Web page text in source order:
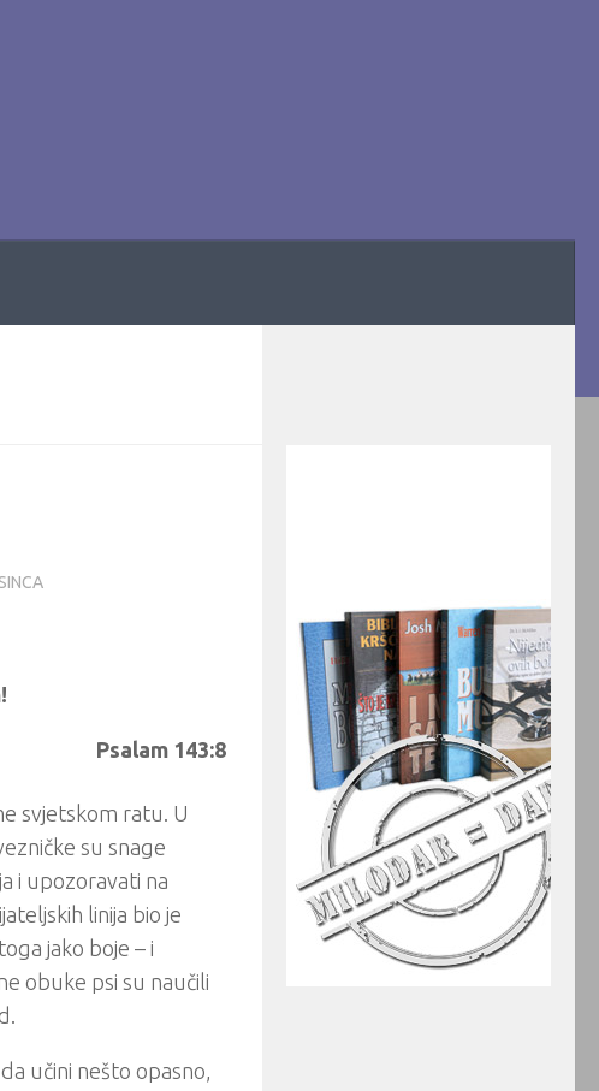
Psalam 143:8
svjetskom ratu. U
su snage
i upozoravati na
linija bio je
jako boje – i
obuke psi su naučili
učini nešto opasno,